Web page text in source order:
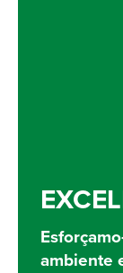
ambiente